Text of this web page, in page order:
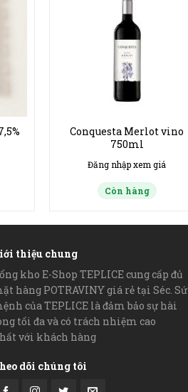
Conquesta Merlot vino
750ml
Đăng nhập xem giá
Còn hàng
thiệu chung
kho E-Shop TEPLICE cung cấp đủ
hàng POTRAVINY giá rẻ tại Séc. Sứ
của TEPLICE là đảm bảo sự hài
tối đa và có trách nhiệm cao
với khách hàng
dõi chúng tôi